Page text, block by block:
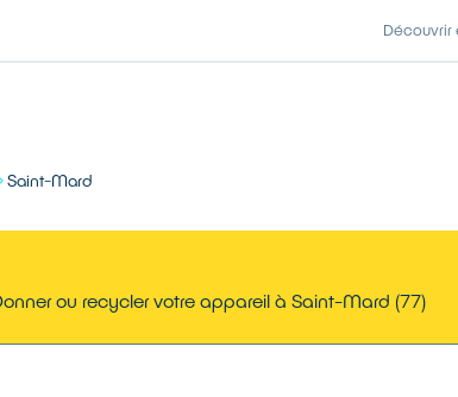
Découvrir
Saint-Mard
ou recycler votre appareil à Saint-Mard (77)